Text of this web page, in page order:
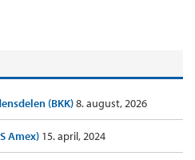
(BKK)8. august, 2026
Amex) 15. april, 2024